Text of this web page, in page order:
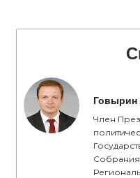
Говырин
Член